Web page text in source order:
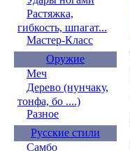
Растяжка,
гибкость, шпагат...
Мастер-Класс
Оружие
Меч
Дерево (нунчаку,
тонфа, бо ....)
Разное
Русские стили
Самбо